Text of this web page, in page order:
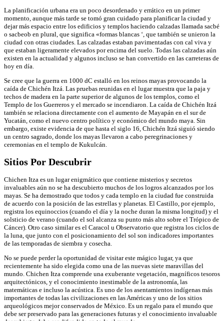
La planificación urbana era un poco desordenado y errático en un primer
momento, aunque más tarde se tomó gran cuidado para planificar la ciudad y
dejar más espacio entre los edificios y templos haciendo calzadas llamada sacbé
o sacbeob en plural, que significa «formas blancas ‘, que también se unieron la
ciudad con otras ciudades. Las calzadas estaban pavimentadas con cal viva y
que estaban ligeramente elevados por encima del suelo. Todas las calzadas aún
existen en la actualidad y algunos incluso se han convertido en las carreteras de
hoy en día.
Se cree que la guerra en 1000 dC estalló en los reinos mayas provocando la
caída de Chichén Itzá. Las pruebas reunidas en el lugar muestra que la paja y
techos de madera en la parte superior de algunos de los templos, como el
Templo de los Guerreros y el mercado se incendiaron. La caída de Chichén Itzá
también se relaciona directamente con el aumento de Mayapán en el sur de
Yucatán, como el nuevo centro político y económico del mundo maya. Sin
embargo, existe evidencia de que hasta el siglo 16, Chichén Itzá siguió siendo
un centro sagrado, donde los mayas llevaron a cabo peregrinaciones y
ceremonias en el templo de Kukulcán.
Sitios Por Descubrir
Chichen Itza es un lugar enigmático que contiene misterios y secretos
invaluables aún no se ha descubierto muchos de los logros alcanzados por los
mayas. Se ha demostrado que todos y cada templo en la ciudad fue construida
de acuerdo con la posición de las estrellas y planetas. El Castillo, por ejemplo,
registra los equinoccios (cuando el día y la noche duran la misma longitud) y el
solsticio de verano (cuando el sol alcanza su punto más alto sobre el Trópico de
Cáncer). Otro caso similar es el Caracol u Observatorio que registra los ciclos de
la luna, que junto con el posicionamiento del sol son indicadores importantes
de las temporadas de siembra y cosecha.
No se puede perder la oportunidad de visitar este mágico lugar, ya que
recientemente ha sido elegida como una de las nuevas siete maravillas del
mundo. Chichen Itza comprende una exuberante vegetación, magníficos tesoros
arquitectónicos, y el conocimiento inestimable de la astronomía, las
matemáticas e incluso la acústica. Es uno de los asentamientos indígenas más
importantes de todas las civilizaciones en las Américas y uno de los sitios
arqueológicos mejor conservados de México. Es un regalo para el mundo que
debe ser preservado para las generaciones futuras y el conocimiento invaluable